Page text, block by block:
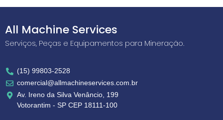
All Machine Services
Serviços, Peças e Equipamentos para Mineração.
(15) 99803-2528
comercial@allmachineservices.com.br
Av. Ireno da Silva Venâncio, 199
Votorantim - SP CEP 18111-100